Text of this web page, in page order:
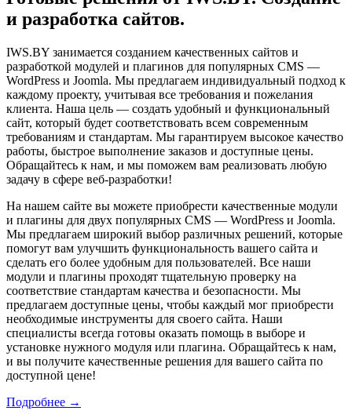
и разработка сайтов.
IWS.BY занимается созданием качественных сайтов и
разработкой модулей и плагинов для популярных CMS —
WordPress и Joomla. Мы предлагаем индивидуальный подход к
каждому проекту, учитывая все требования и пожелания
клиента. Наша цель — создать удобный и функциональный
сайт, который будет соответствовать всем современным
требованиям и стандартам. Мы гарантируем высокое качество
работы, быстрое выполнение заказов и доступные цены.
Обращайтесь к нам, и мы поможем вам реализовать любую
задачу в сфере веб-разработки!
На нашем сайте вы можете приобрести качественные модули
и плагины для двух популярных CMS — WordPress и Joomla.
Мы предлагаем широкий выбор различных решений, которые
помогут вам улучшить функциональность вашего сайта и
сделать его более удобным для пользователей. Все наши
модули и плагины проходят тщательную проверку на
соответствие стандартам качества и безопасности. Мы
предлагаем доступные цены, чтобы каждый мог приобрести
необходимые инструменты для своего сайта. Наши
специалисты всегда готовы оказать помощь в выборе и
установке нужного модуля или плагина. Обращайтесь к нам,
и вы получите качественные решения для вашего сайта по
доступной цене!
Подробнее →